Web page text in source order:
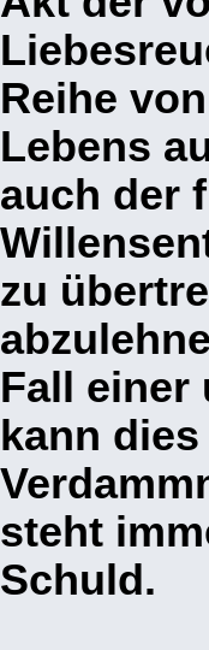
Reihe
Lebens
auch der
zu
Fall einer
kann
steht
Schuld.